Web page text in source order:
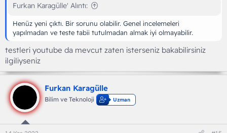
Furkan Karagülle' Alıntı:
Henüz yeni çıktı. Bir sorunu olabilir. Genel incelemeleri
yapılmadan ve teste tabii tutulmadan almak iyi olmayabilir.
testleri youtube da mevcut zaten isterseniz bakabilirsiniz
ilgiliyseniz
Furkan Karagülle
Bilim ve Teknoloji Uzman